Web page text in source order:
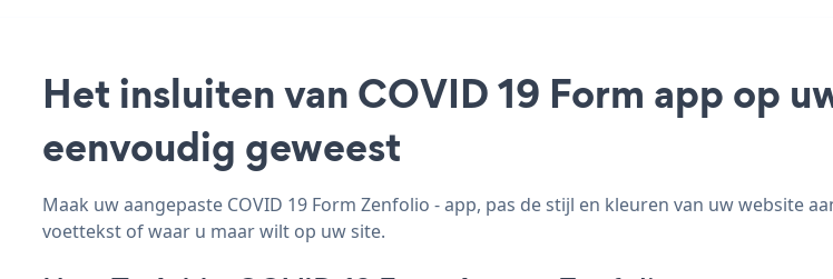
Het insluiten van COVID 19 Form app op
eenvoudig geweest
Maak uw aangepaste COVID 19 Form Zenfolio - app, pas de stijl en kleuren van uw website
voettekst of waar u maar wilt op uw site.